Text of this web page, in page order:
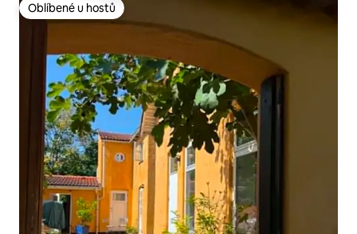
Oblíbené u hostů
Oblíbené u hostů